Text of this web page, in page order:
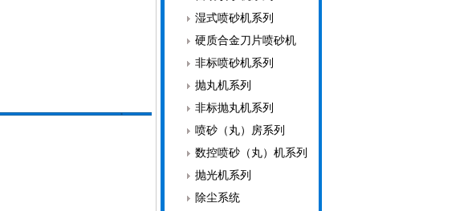
湿式喷砂机系列
硬质合金刀片喷砂机
非标喷砂机系列
抛丸机系列
非标抛丸机系列
喷砂（丸）房系列
数控喷砂（丸）机系列
抛光机系列
除尘系统